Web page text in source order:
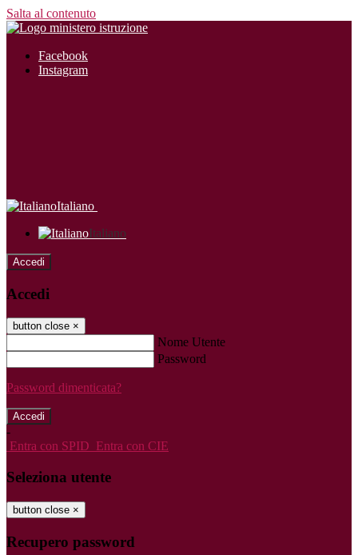
Salta al contenuto
Facebook
Instagram
Italiano
Italiano
Accedi
Accedi
button close ×
Nome Utente
Password
Password dimenticata?
-
Entra con SPID Entra con CIE
Seleziona utente
button close ×
Recupero password